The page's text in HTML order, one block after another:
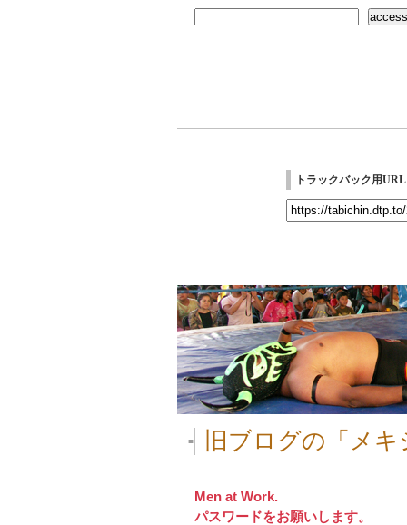
トラックバック用URL
■ 旧ブログの「メ
Men at Work.
パスワードをお願いします。